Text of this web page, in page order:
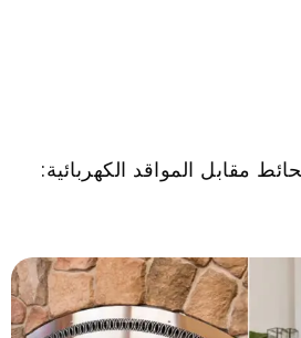
مقابل المواقد الكهربائية: